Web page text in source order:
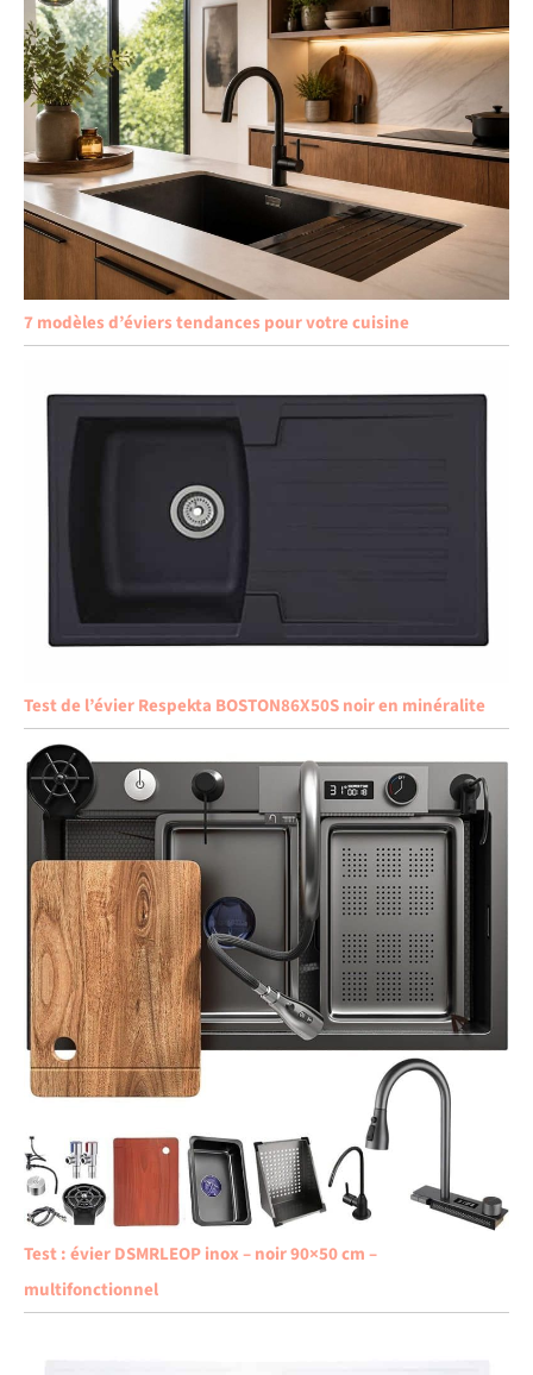
7 modèles d’éviers tendances pour votre cuisine
Test de l’évier Respekta BOSTON86X50S noir en minéralite
Test : évier DSMRLEOP inox – noir 90×50 cm –
multifonctionnel